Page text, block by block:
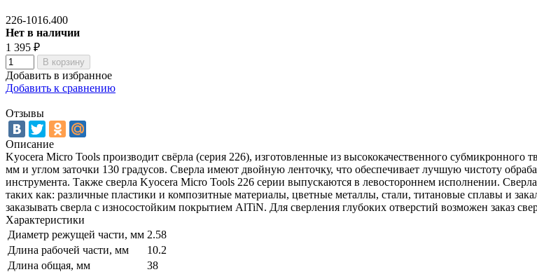
226-1016.400
Нет в наличии
1 395 ₽
В корзину
Добавить в избранное
Добавить к сравнению
Отзывы
Описание
Kyocera Micro Tools производит свёрла (серия 226), изготовленные из высококачественного
мм и углом заточки 130 градусов. Сверла имеют двойную ленточку, что обеспечивает лучшую чистоту
инструмента. Также сверла Kyocera Micro Tools 226 серии выпускаются в левостороннем исполнении.
таких как: различные пластики и композитные материалы, цветные металлы, стали, титановые сплавы и
заказывать сверла с износостойким покрытием AlTiN. Для сверления глубоких отверстий возможен заказ
Характеристики
Диаметр режущей части, мм 2.58
Длина рабочей части, мм
10.2
Длина общая, мм
38